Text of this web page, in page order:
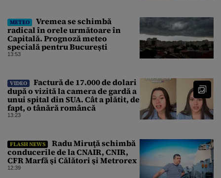
METEO
Vremea se schimbă
radical în orele următoare în
Capitală. Prognoză meteo
specială pentru București
13:53
VIDEO
Factură de 17.000 de dolari
după o vizită la camera de gardă a
unui spital din SUA. Cât a plătit, de
fapt, o tânără româncă
13:23
FLASH NEWS
Radu Miruţă schimbă
conducerile de la CNAIR, CNIR,
CFR Marfă şi Călători şi Metrorex
12:39